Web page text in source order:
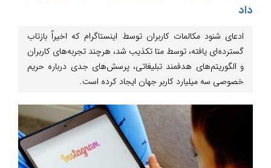
داد
ادعای شنود مکالمات کاربران توسط اینستاگرام که اخیراً بازتاب
گسترده‌ای یافته، توسط متا تکذیب شد، هرچند تجربه‌های کاربران
و الگوریتم‌های هدفمند تبلیغاتی، پرسش‌های جدی درباره حریم
خصوصی سه میلیارد کاربر جهان ایجاد کرده است.